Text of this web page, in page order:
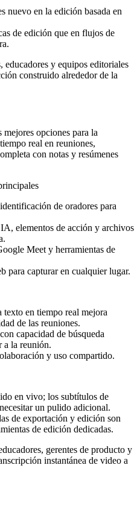
nuevo en la edición basada en
de edición que en flujos de
educadores y equipos editoriales
construido alrededor de la
opciones para la
real en reuniones,
con notas y resúmenes
de oradores para
elementos de acción y archivos
Meet y herramientas de
para capturar en cualquier lugar.
en tiempo real mejora
de las reuniones.
capacidad de búsqueda
a la reunión.
y uso compartido.
en vivo; los subtítulos de
un pulido adicional.
de exportación y edición son
de edición dedicadas.
gerentes de producto y
instantánea de video a